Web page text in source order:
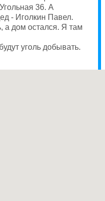
36. А
- Иголкин Павел.
а дом остался. Я там
уголь добывать.